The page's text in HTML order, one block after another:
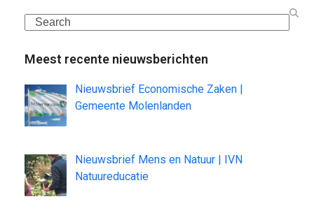
Search
Meest recente nieuwsberichten
Nieuwsbrief Economische Zaken |
Gemeente Molenlanden
Nieuwsbrief Mens en Natuur | IVN
Natuureducatie